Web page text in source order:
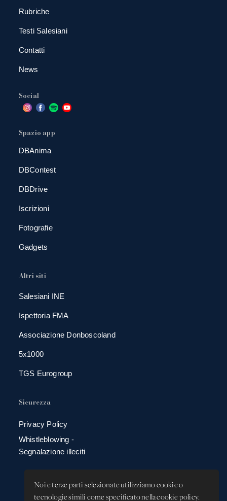
Noi e terze parti selezionate utilizziamo cookie o
tecnologie simili come specificato nella cookie policy.
Rubriche
Testi Salesiani
Contatti
News
Social
Spazio app
DBAnima
DBContest
DBDrive
Iscrizioni
Fotografie
Gadgets
Altri siti
Salesiani INE
Ispettoria FMA
Associazione Donboscoland
5x1000
TGS Eurogroup
Sicurezza
Privacy Policy
Whistleblowing -
Segnalazione illeciti